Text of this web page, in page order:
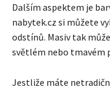
Dalším aspektem je
nabytek.cz si můžete
odstínů. Masiv tak
světlém nebo tmavém
Jestliže máte